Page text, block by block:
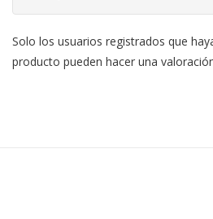
Solo los usuarios registrados que
producto pueden hacer una